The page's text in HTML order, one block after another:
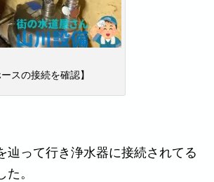
スの接続を確認】
辿って行き浄水器に接続されてる
。